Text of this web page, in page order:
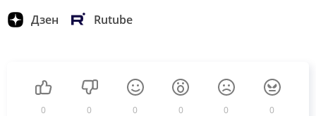
Дзен Rutube
0 0 0 0 0 0